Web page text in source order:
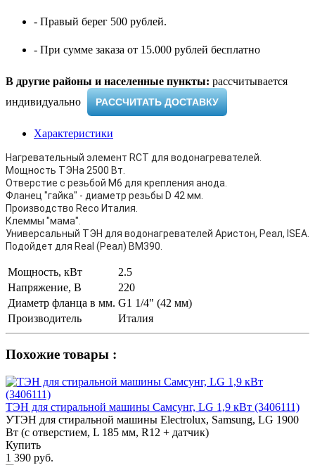
- Правый берег 500 рублей.
- При сумме заказа от 15.000 рублей бесплатно
В другие районы и населенные пункты: рассчитывается
индивидуально ​
РАССЧИТАТЬ ДОСТАВКУ
Характеристики
Нагревательный элемент RCT для водонагревателей.
Мощность ТЭНа 2500 Вт.
Отверстие с резьбой M6 для крепления анода.
Фланец "гайка" - диаметр резьбы D 42 мм.
Производство Reco Италия.
Клеммы "мама".
Универсальный ТЭН для водонагревателей Аристон, Реал, ISEA.
Подойдет для Real (Реал) ВМ390.
Мощность, кВт
2.5
Напряжение, В
220
Диаметр фланца в мм. G1 1/4" (42 мм)
Производитель
Италия
Похожие товары :
ТЭН для стиральной машины Самсунг, LG 1,9 кВт (3406111)
УТЭН для стиральной машины Electrolux, Samsung, LG 1900
Вт (с отверстием, L 185 мм, R12 + датчик)
Купить
1 390 руб.